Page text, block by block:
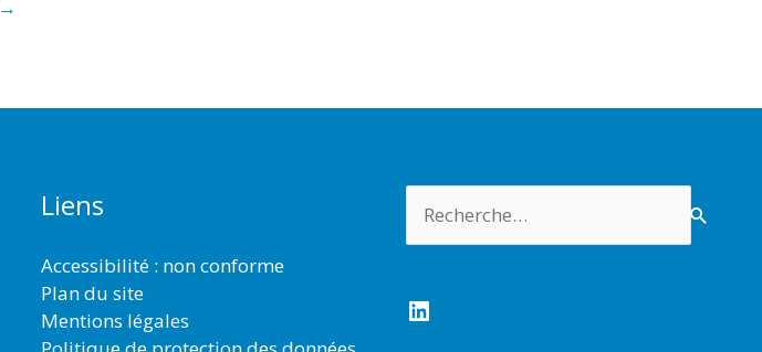
→
Liens
Accessibilité : non conforme
Plan du site
Mentions légales
LinkedIn